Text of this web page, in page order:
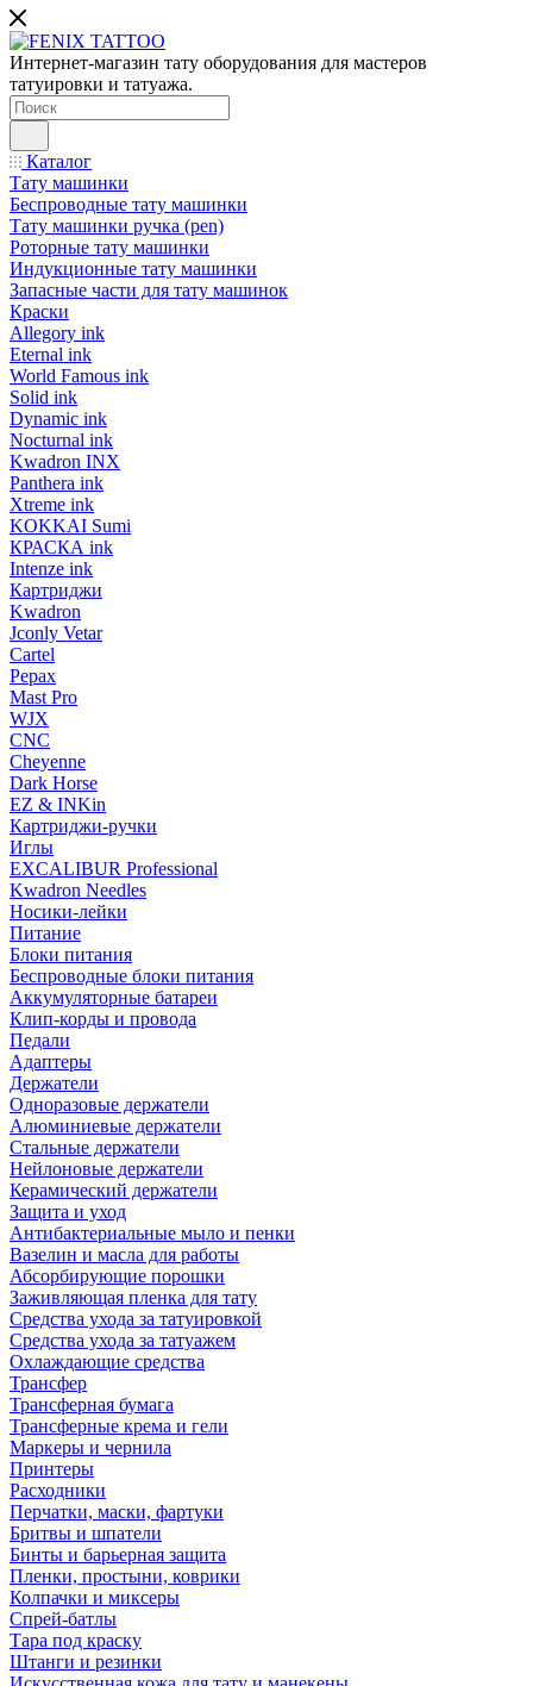
Интернет-магазин тату оборудования для мастеров
татуировки и татуажа.
Каталог
Тату машинки
Беспроводные тату машинки
Тату машинки ручка (pen)
Роторные тату машинки
Индукционные тату машинки
Запасные части для тату машинок
Краски
Allegory ink
Eternal ink
World Famous ink
Solid ink
Dynamic ink
Nocturnal ink
Kwadron INX
Panthera ink
Xtreme ink
KOKKAI Sumi
КРАСКА ink
Intenze ink
Картриджи
Kwadron
Jconly Vetar
Cartel
Pepax
Mast Pro
WJX
CNC
Cheyenne
Dark Horse
EZ & INKin
Картриджи-ручки
Иглы
EXCALIBUR Professional
Kwadron Needles
Носики-лейки
Питание
Блоки питания
Беспроводные блоки питания
Аккумуляторные батареи
Клип-корды и провода
Педали
Адаптеры
Держатели
Одноразовые держатели
Алюминиевые держатели
Стальные держатели
Нейлоновые держатели
Керамический держатели
Защита и уход
Антибактериальные мыло и пенки
Вазелин и масла для работы
Абсорбирующие порошки
Заживляющая пленка для тату
Средства ухода за татуировкой
Средства ухода за татуажем
Охлаждающие средства
Трансфер
Трансферная бумага
Трансферные крема и гели
Маркеры и чернила
Принтеры
Расходники
Перчатки, маски, фартуки
Бритвы и шпатели
Бинты и барьерная защита
Пленки, простыни, коврики
Колпачки и миксеры
Спрей-батлы
Тара под краску
Штанги и резинки